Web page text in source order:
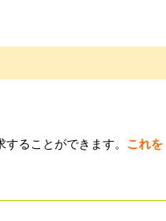
ることができます。 これを